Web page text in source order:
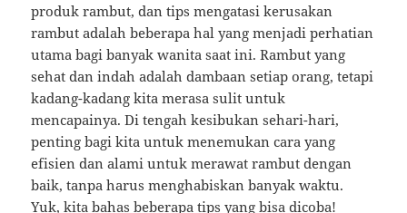
produk rambut, dan tips mengatasi kerusakan
rambut adalah beberapa hal yang menjadi perhatian
utama bagi banyak wanita saat ini. Rambut yang
sehat dan indah adalah dambaan setiap orang, tetapi
kadang-kadang kita merasa sulit untuk
mencapainya. Di tengah kesibukan sehari-hari,
penting bagi kita untuk menemukan cara yang
efisien dan alami untuk merawat rambut dengan
baik, tanpa harus menghabiskan banyak waktu.
Yuk, kita bahas beberapa tips yang bisa dicoba!